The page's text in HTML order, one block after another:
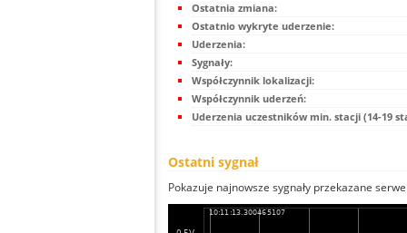
Ostatnia zmiana:
Ostatnio wykryte uderzenie:
Uderzenia:
Sygnały:
Współczynnik lokalizacji:
Współczynnik uderzeń:
Uderzenia uczestników min. stacji (14-19
Ostatni sygnał
Pokazuje najnowsze sygnały przekazane